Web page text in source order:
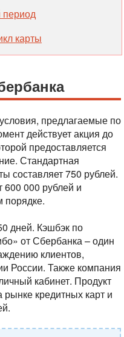
период
карты
предлагаемые по
действует акция до
предоставляется
Стандартная
составляет 750 рублей.
000 рублей и
порядке.
дней. Кэшбэк по
от Сбербанка – один
клиентов,
России. Также компания
кабинет. Продукт
рынке кредитных карт и